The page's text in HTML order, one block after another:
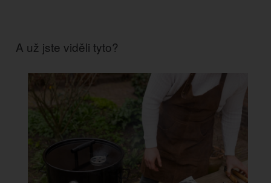
A už jste viděli tyto?